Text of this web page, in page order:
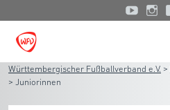
Württembergischer Fußballverband e.V. >
> Juniorinnen